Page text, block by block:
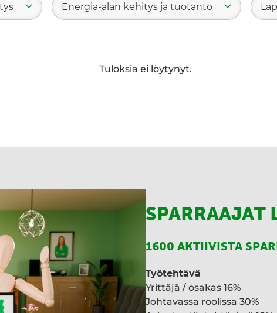
Energia-alan kehitys ja tuotanto
Tuloksia ei löytynyt.
SPARRAAJAT
1600 AKTIIVISTA
Työtehtävä
Yrittäjä / osakas 16%
Johtavassa roolissa 30%